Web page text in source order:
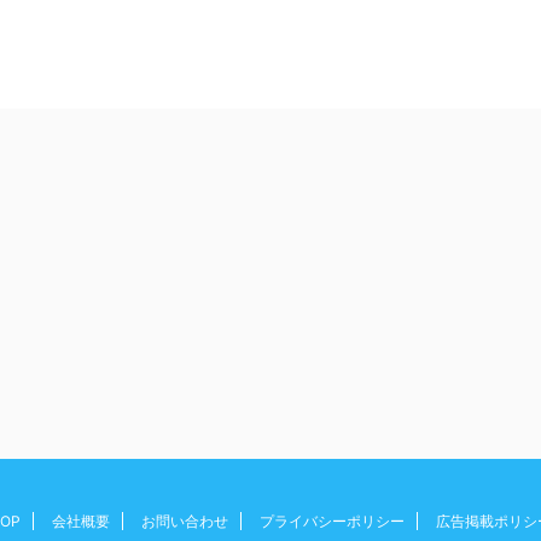
会社概要 お問い合わせ プライバシーポリシー 広告掲載ポリシ